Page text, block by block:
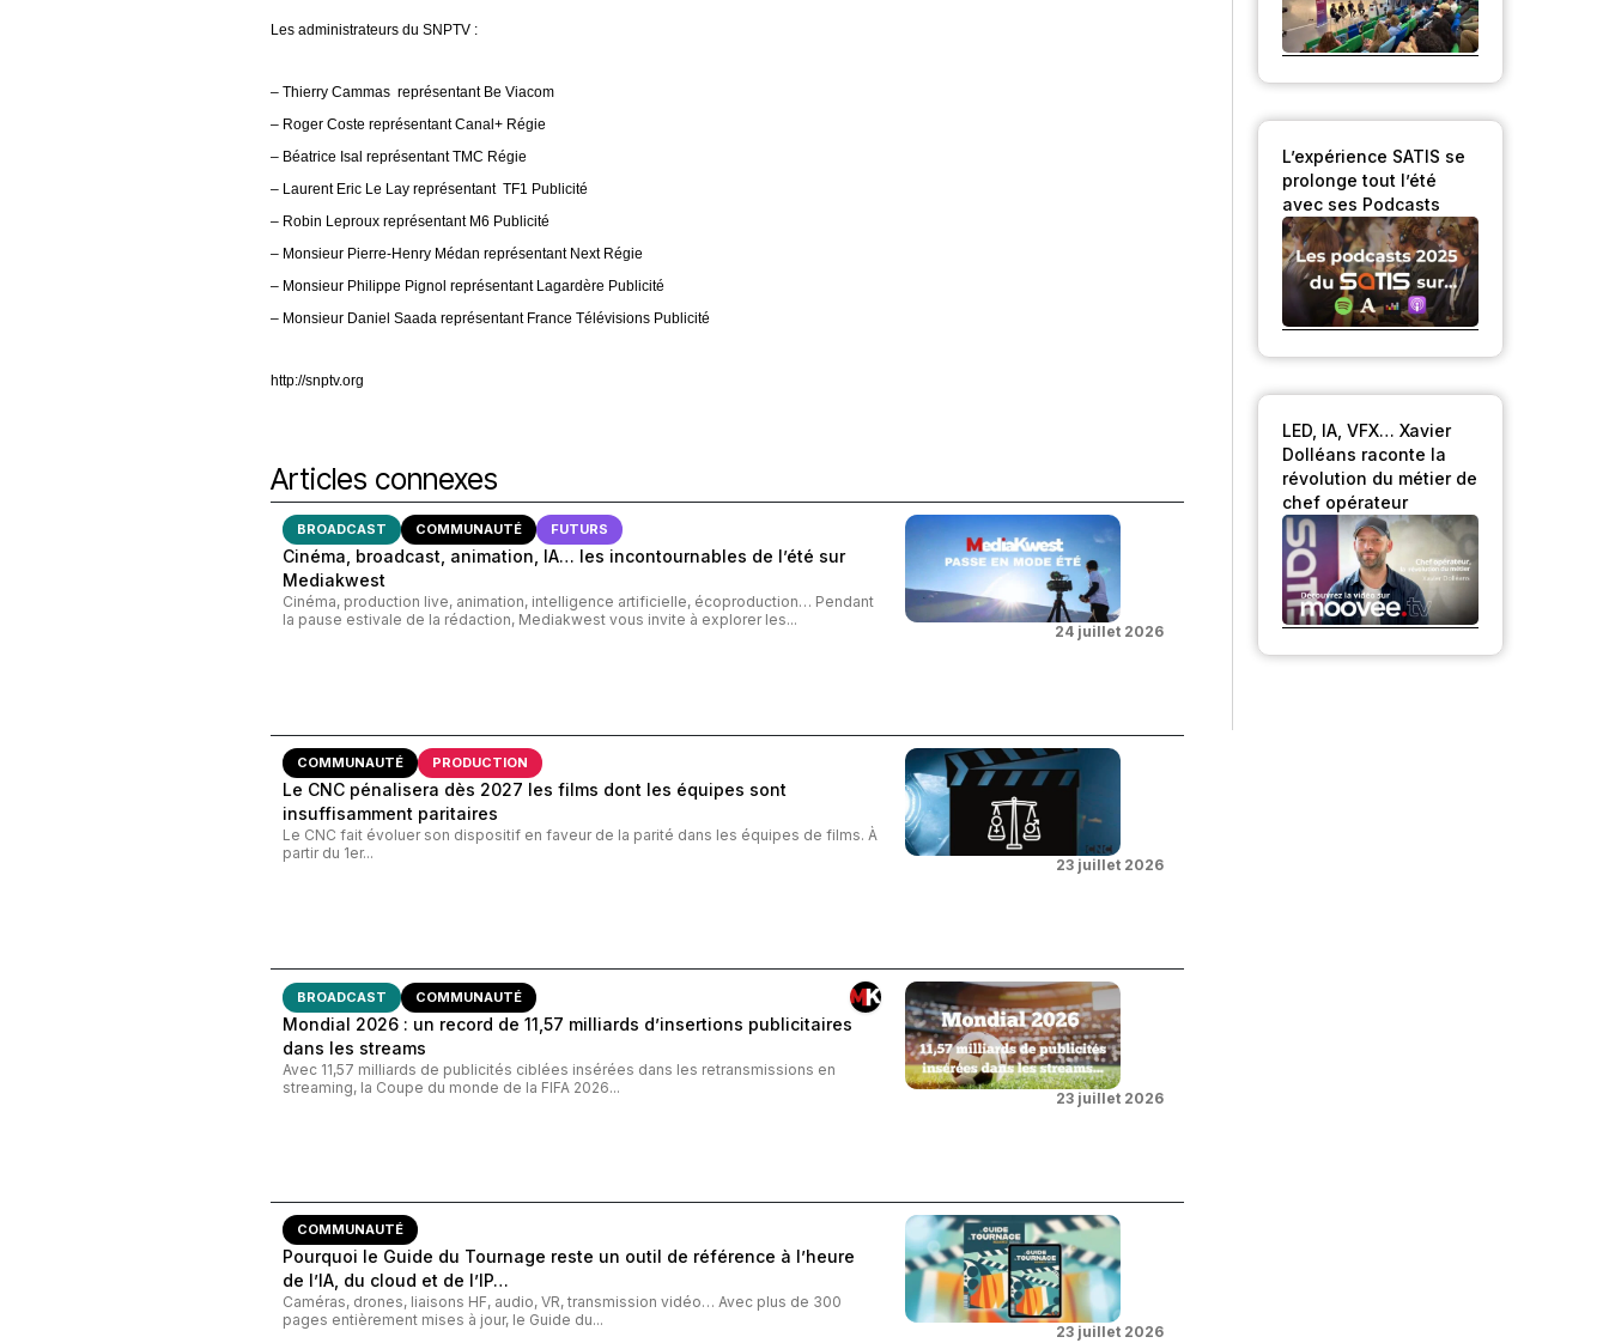
Les administrateurs du SNPTV :
– Thierry Cammas représentant Be Viacom
– Roger Coste représentant Canal+ Régie
– Béatrice Isal représentant TMC Régie
– Laurent Eric Le Lay représentant TF1 Publicité
– Robin Leprouxreprésentant M6 Publicité
– Monsieur Pierre-Henry Médan représentant Next Régie
– Monsieur Philippe Pignol représentant Lagardère Publicité
– Monsieur Daniel Saada représentant France Télévisions Publicité
http://snptv.org
Articles connexes
BROADCAST COMMUNAUTÉ FUTURS
Cinéma, broadcast, animation, IA… les incontournables de l’été sur
Mediakwest
Cinéma, production live, animation, intelligence artificielle, écoproduction… Pendant
la pause estivale de la rédaction, Mediakwest vous invite à explorer les...
24 juillet 2026
COMMUNAUTÉ PRODUCTION
Le CNC pénalisera dès 2027 les films dont les équipes sont
insuffisamment paritaires
Le CNC fait évoluer son dispositif en faveur de la parité dans les équipes de films. À
partir du 1er...
23 juillet 2026
BROADCAST COMMUNAUTÉ
Mondial 2026 : un record de 11,57 milliards d’insertions publicitaires
dans les streams
Avec 11,57 milliards de publicités ciblées insérées dans les retransmissions en
streaming, la Coupe du monde de la FIFA 2026...
23 juillet 2026
COMMUNAUTÉ
Pourquoi le Guide du Tournage reste un outil de référence à l’heure
de l’IA, du cloud et de l’IP…
Caméras, drones, liaisons HF, audio, VR, transmission vidéo… Avec plus de 300
pages entièrement mises à jour, le Guide du...
23 juillet 2026
L’expérience SATIS se
prolonge tout l’été
avec ses Podcasts
LED, IA, VFX… Xavier
Dolléans raconte la
révolution du métier de
chef opérateur